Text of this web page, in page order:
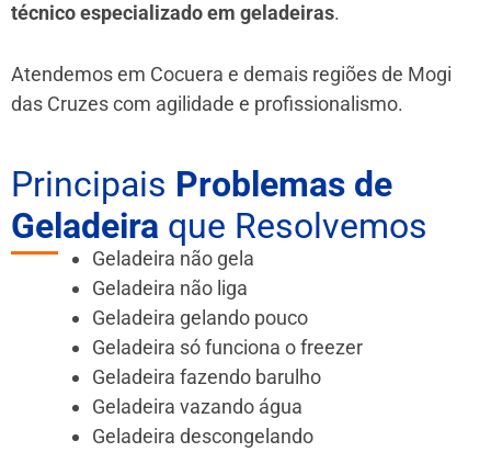
técnico especializado em geladeiras.
Atendemos em Cocuera e demais regiões de Mogi
das Cruzescom agilidade e profissionalismo.
Principais Problemas de
Geladeira que Resolvemos
Geladeira não gela
Geladeira não liga
Geladeira gelando pouco
Geladeira só funciona o freezer
Geladeira fazendo barulho
Geladeira vazando água
Geladeira descongelando